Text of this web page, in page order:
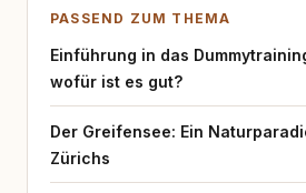
PASSEND ZUM THEMA
Einführung in das
wofür ist es gut?
Der Greifensee: Ein
Zürichs